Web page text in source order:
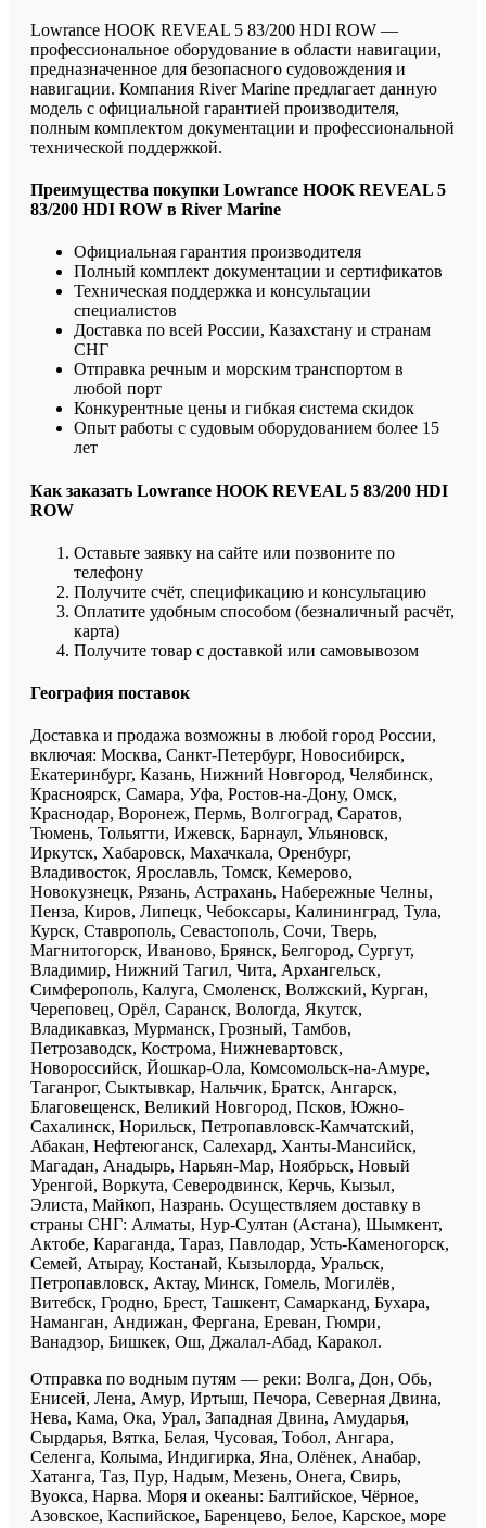
Lowrance HOOK REVEAL 5 83/200 HDI ROW —
профессиональное оборудование в области навигации,
предназначенное для безопасного судовождения и
навигации. Компания River Marine предлагает данную
модель с официальной гарантией производителя,
полным комплектом документации и профессиональной
технической поддержкой.
Преимущества покупки Lowrance HOOK REVEAL 5
83/200 HDI ROW в River Marine
Официальная гарантия производителя
Полный комплект документации и сертификатов
Техническая поддержка и консультации
специалистов
Доставка по всей России, Казахстану и странам
СНГ
Отправка речным и морским транспортом в
любой порт
Конкурентные цены и гибкая система скидок
Опыт работы с судовым оборудованием более 15
лет
Как заказать Lowrance HOOK REVEAL 5 83/200 HDI
ROW
Оставьте заявку на сайте или позвоните по
телефону
Получите счёт, спецификацию и консультацию
Оплатите удобным способом (безналичный расчёт,
карта)
Получите товар с доставкой или самовывозом
География поставок
Доставка и продажа возможны в любой город России,
включая: Москва, Санкт-Петербург, Новосибирск,
Екатеринбург, Казань, Нижний Новгород, Челябинск,
Красноярск, Самара, Уфа, Ростов-на-Дону, Омск,
Краснодар, Воронеж, Пермь, Волгоград, Саратов,
Тюмень, Тольятти, Ижевск, Барнаул, Ульяновск,
Иркутск, Хабаровск, Махачкала, Оренбург,
Владивосток, Ярославль, Томск, Кемерово,
Новокузнецк, Рязань, Астрахань, Набережные Челны,
Пенза, Киров, Липецк, Чебоксары, Калининград, Тула,
Курск, Ставрополь, Севастополь, Сочи, Тверь,
Магнитогорск, Иваново, Брянск, Белгород, Сургут,
Владимир, Нижний Тагил, Чита, Архангельск,
Симферополь, Калуга, Смоленск, Волжский, Курган,
Череповец, Орёл, Саранск, Вологда, Якутск,
Владикавказ, Мурманск, Грозный, Тамбов,
Петрозаводск, Кострома, Нижневартовск,
Новороссийск, Йошкар-Ола, Комсомольск-на-Амуре,
Таганрог, Сыктывкар, Нальчик, Братск, Ангарск,
Благовещенск, Великий Новгород, Псков, Южно-
Сахалинск, Норильск, Петропавловск-Камчатский,
Абакан, Нефтеюганск, Салехард, Ханты-Мансийск,
Магадан, Анадырь, Нарьян-Мар, Ноябрьск, Новый
Уренгой, Воркута, Северодвинск, Керчь, Кызыл,
Элиста, Майкоп, Назрань. Осуществляем доставку в
страны СНГ: Алматы, Нур-Султан (Астана), Шымкент,
Актобе, Караганда, Тараз, Павлодар, Усть-Каменогорск,
Семей, Атырау, Костанай, Кызылорда, Уральск,
Петропавловск, Актау, Минск, Гомель, Могилёв,
Витебск, Гродно, Брест, Ташкент, Самарканд, Бухара,
Наманган, Андижан, Фергана, Ереван, Гюмри,
Ванадзор, Бишкек, Ош, Джалал-Абад, Каракол.
Отправка по водным путям — реки: Волга, Дон, Обь,
Енисей, Лена, Амур, Иртыш, Печора, Северная Двина,
Нева, Кама, Ока, Урал, Западная Двина, Амударья,
Сырдарья, Вятка, Белая, Чусовая, Тобол, Ангара,
Селенга, Колыма, Индигирка, Яна, Олёнек, Анабар,
Хатанга, Таз, Пур, Надым, Мезень, Онега, Свирь,
Вуокса, Нарва. Моря и океаны: Балтийское, Чёрное,
Азовское, Каспийское, Баренцево, Белое, Карское, море